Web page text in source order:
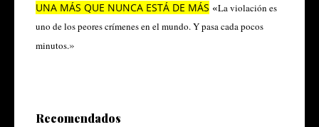
UNA MÁS QUE NUNCA ESTÁ DE MÁS «La violación es
uno de los peores crímenes en el mundo. Y pasa cada pocos
minutos.»
Recomendados